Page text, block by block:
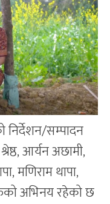
निर्देशन/सम्पादन
आर्यन अछामी,
मणिराम थापा,
अभिनय रहेको छ